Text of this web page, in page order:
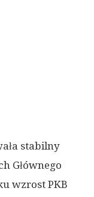
stabilny
Głównego
wzrost PKB